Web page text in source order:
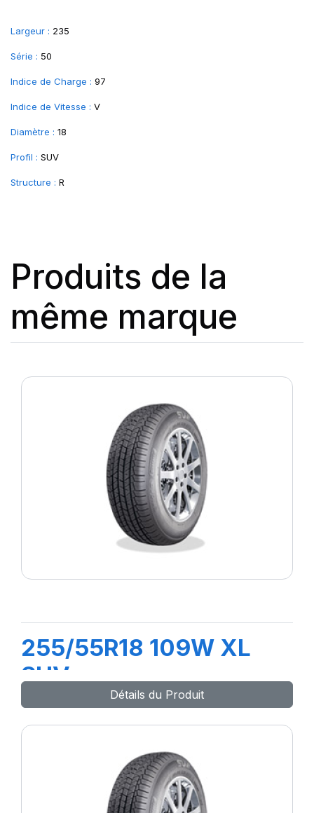
Largeur : 235
Série : 50
Indice de Charge : 97
Indice de Vitesse : V
Diamètre : 18
Profil : SUV
Structure : R
Produits de la
même marque
255/55R18 109W XL
SUV
Détails du Produit